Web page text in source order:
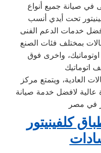
في صيانة جميع أنواع
تحت أيدي أنسب
بمختلف فئات الصنع
واخرى فوق
العادية، ويتمتع مركز
عالية لافضل خدمة صيانة
كلفينيتور